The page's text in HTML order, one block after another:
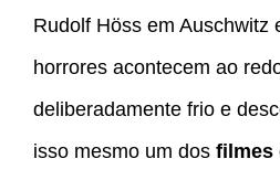
Rudolf Höss em Auschwitz
horrores acontecem ao
deliberadamente frio e
isso mesmo um dos filmes